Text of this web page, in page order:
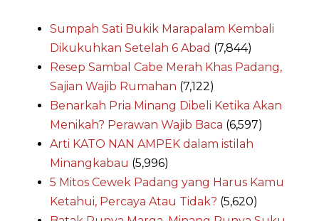
Sumpah Sati Bukik Marapalam Kembali
Dikukuhkan Setelah 6 Abad (7,844)
Resep Sambal Cabe Merah Khas Padang,
Sajian Wajib Rumahan (7,122)
Benarkah Pria Minang Dibeli Ketika Akan
Menikah? Perawan Wajib Baca (6,597)
Arti KATO NAN AMPEK dalam istilah
Minangkabau (5,996)
5 Mitos Cewek Padang yang Harus Kamu
Ketahui, Percaya Atau Tidak? (5,620)